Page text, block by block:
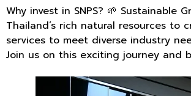
Why invest in SNPS? 🌱 Sustainable
Thailand’s rich natural resources to
services to meet diverse industry
Join us on this exciting journey and